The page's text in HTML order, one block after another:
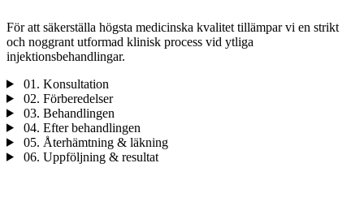
För att säkerställa högsta medicinska kvalitet tillämpar vi en strikt
och noggrant utformad klinisk process vid ytliga
injektionsbehandlingar.
01. Konsultation
02. Förberedelser
03. Behandlingen
04. Efter behandlingen
05. Återhämtning & läkning
06. Uppföljning & resultat